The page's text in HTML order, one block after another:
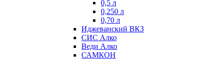
0,5 л
0,250 л
0,70 л
Иджеванский ВКЗ
СИС Алко
Веди Алко
САМКОН